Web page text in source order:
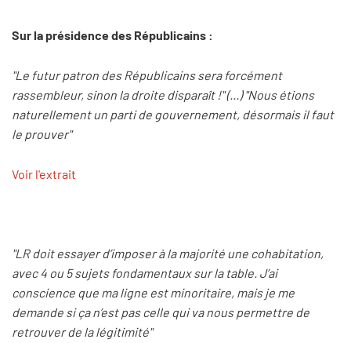
Sur la présidence des Républicains :
"Le futur patron des Républicains sera forcément
rassembleur, sinon la droite disparaît !" (...) "Nous étions
naturellement un parti de gouvernement, désormais il faut
le prouver"
Voir l'extrait
"LR doit essayer d’imposer à la majorité une cohabitation,
avec 4 ou 5 sujets fondamentaux sur la table. J’ai
conscience que ma ligne est minoritaire, mais je me
demande si ça n’est pas celle qui va nous permettre de
retrouver de la légitimité"